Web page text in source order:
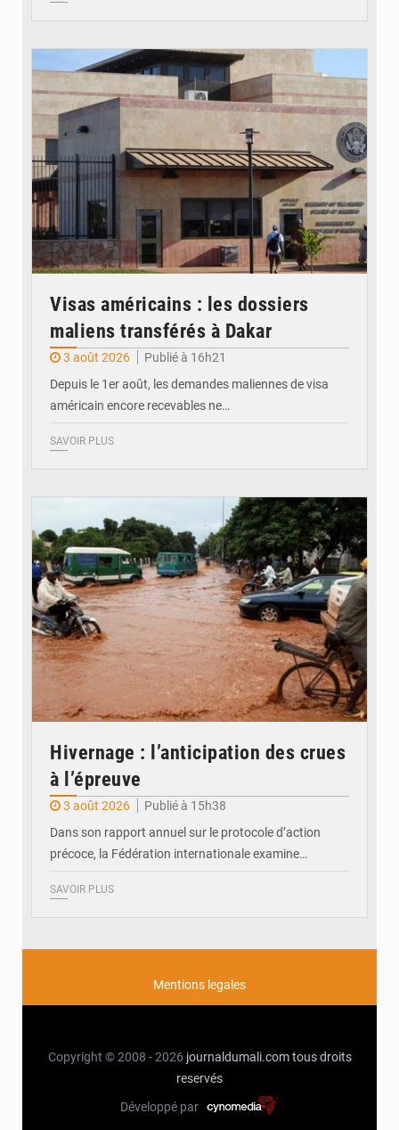
Visas américains : les dossiers
maliens transférés à Dakar
3 août 2026
Publié à 16h21
Depuis le 1er août, les demandes maliennes de visa
américain encore recevables ne…
SAVOIR PLUS
Hivernage : l’anticipation des crues
à l’épreuve
3 août 2026
Publié à 15h38
Dans son rapport annuel sur le protocole d’action
précoce, la Fédération internationale examine…
SAVOIR PLUS
Mentions legales
Copyright © 2008 - 2026 journaldumali.com tous droits
reservés
Développé par